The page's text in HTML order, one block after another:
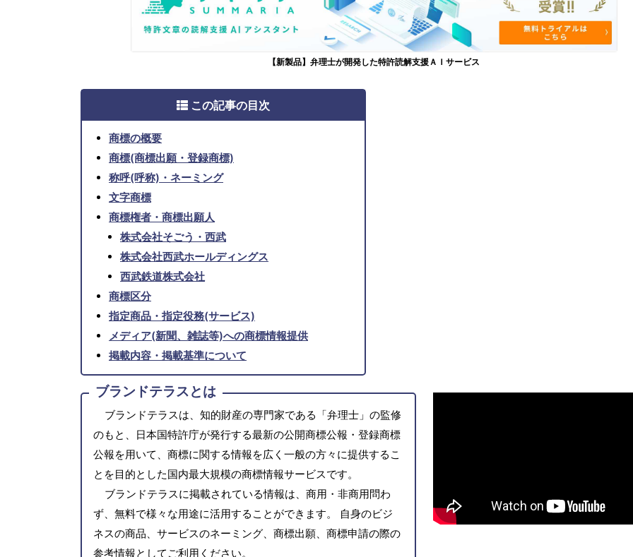
【新製品】弁理士が開発した特許読解支援ＡＩサービス
この記事の目次
商標の概要
商標(商標出願・登録商標)
称呼(呼称)・ネーミング
文字商標
商標権者・商標出願人
株式会社そごう・西武
株式会社西武ホールディングス
西武鉄道株式会社
商標区分
指定商品・指定役務(サービス)
メディア(新聞、雑誌等)への商標情報提供
掲載内容・掲載基準について
ブランドテラスとは
ブランドテラスは、知的財産の専門家である「弁理士」の監修
のもと、日本国特許庁が発行する最新の公開商標公報・登録商標
公報を用いて、商標に関する情報を広く一般の方々に提供するこ
とを目的とした国内最大規模の商標情報サービスです。
ブランドテラスに掲載されている情報は、商用・非商用問わ
ず、無料で様々な用途に活用することができます。 自身のビジ
ネスの商品、サービスのネーミング、商標出願、商標申請の際の
参考情報としてご利用ください。